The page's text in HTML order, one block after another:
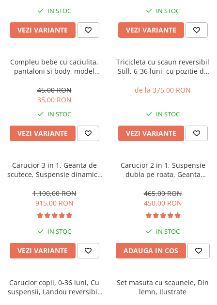
IN STOC
VEZI VARIANTE
IN STOC
VEZI VARIANTE
Compleu bebe cu caciulita,
pantaloni si body, model
45,00 RON
35,00 RON
IN STOC
VEZI VARIANTE
Tricicleta cu scaun reversibil
Still, 6-36 luni, cu pozitie de
plina
de la 375,00 RON
IN STOC
VEZI VARIANTE
Carucior 3 in 1, Geanta de
scutece, Suspensie dinamica
aluminiu
1.100,00 RON
915,00 RON
IN STOC
VEZI VARIANTE
Carucior 2 in 1, Suspensie
dubla pe roata, Geanta
Belecoo, turcoaz
465,00 RON
450,00 RON
IN STOC
ADAUGA IN COS
Carucior copii, 0-36 luni, Cu
suspensii, Landou reversibil,
Set masuta cu scaunele, Din
lemn, Ilustrate